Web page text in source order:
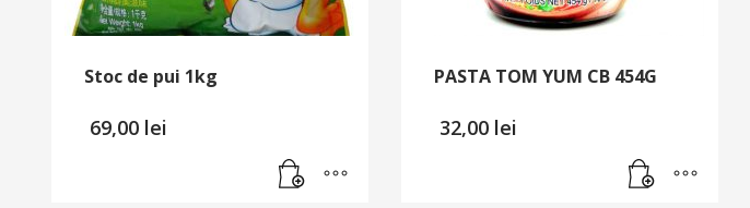
Stoc de pui 1kg
69,00 lei
PASTA TOM YUM CB 454G
32,00 lei